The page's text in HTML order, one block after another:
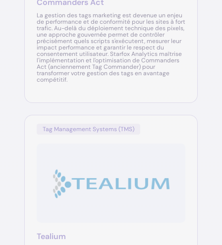
Commanders Act
La gestion des tags marketing est devenue un enjeu
de performance et de conformité pour les sites à fort
trafic. Au-delà du déploiement technique des pixels,
une approche gouvernée permet de contrôler
précisément quels scripts s'exécutent, mesurer leur
impact performance et garantir le respect du
consentement utilisateur. Starfox Analytics maîtrise
l'implémentation et l'optimisation de Commanders
Act (anciennement Tag Commander) pour
transformer votre gestion des tags en avantage
compétitif.
Tag Management Systems (TMS)
Tealium